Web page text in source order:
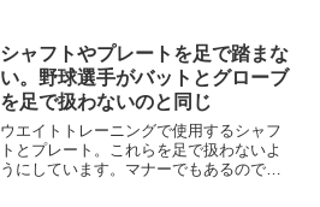
ど何もしていないスキーヤーもいるはず
です。今から冬の準備...
シャフトやプレートを足で踏まな
い。野球選手がバットとグローブ
を足で扱わないのと同じ
ウエイトトレーニングで使用するシャフ
トとプレート。これらを足で扱わないよ
うにしています。マナーでもあるのです